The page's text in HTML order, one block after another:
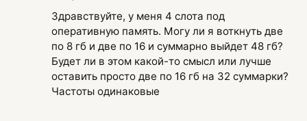
Здравствуйте, у меня 4 слота под
оперативную память. Могу ли я воткнуть две
по 8 гб и две по 16 и суммарно выйдет 48 гб?
Будет ли в этом какой-то смысл или лучше
оставить просто две по 16 гб на 32 суммарки?
Частоты одинаковые